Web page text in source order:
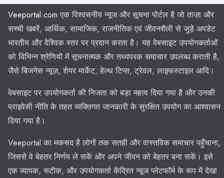
Veeportal.com एक विश्वसनीय न्यूज और सूचना पोर्टल है जो ताज़ा और
सच्ची खबरें, आर्थिक, सामाजिक, राजनीतिक एवं जीवनशैली से जुड़े अपडेट
भारतीय और वैश्विक स्तर पर प्रदान करता है। यह वेबसाइट उपयोगकर्ताओं
को विभिन्न श्रेणियों में सूचनात्मक और तथ्यपरक समाचार उपलब्ध कराती है,
जैसे बिजनेस न्यूज़, शेयर मार्केट, हेल्थ टिप्स, ट्रेवल, लाइफस्टाइल आदि।
वेबसाइट पर उपयोगकर्ता की निजता को बड़ा महत्व दिया गया है और उनकी
प्राइवेसी नीति के तहत व्यक्तिगत जानकारी के सुरक्षित उपयोग का आश्वासन
दिया गया है।
Veeportal का मकसद है लोगों तक सतही और वास्तविक समाचार पहुँचाना,
जिससे वे बेहतर निर्णय ले सकें और अपने जीवन को बेहतर बना सकें। इसे
एक व्यापक, सटीक, और उपयोगकर्ता केंद्रित न्यूज प्लेटफॉर्म के रूप में देखा